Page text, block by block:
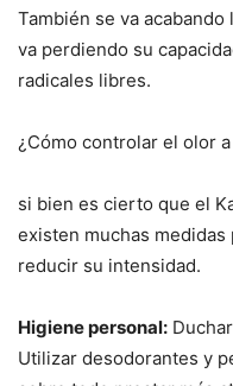
También se va
va perdiendo su
radicales libres.
¿Cómo controlar el olor
si bien es cierto que el
existen muchas
reducir su intensidad.
Higiene personal:
Utilizar desodorantes y